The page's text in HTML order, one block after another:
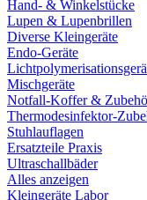
Hand- & Winkelstücke
Lupen & Lupenbrillen
Diverse Kleingeräte
Endo-Geräte
Mischgeräte
Notfall-Koffer &
Thermodesinfektor-
Stuhlauflagen
Ersatzteile Praxis
Ultraschallbäder
Alles anzeigen
Kleingeräte Labor